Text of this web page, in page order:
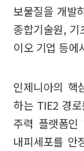
보물질을 개발
종합기술원, 기
이오 기업 등에
인제니아의 핵
하는 TIE2 경
주력 플랫폼인
내피세포를 안